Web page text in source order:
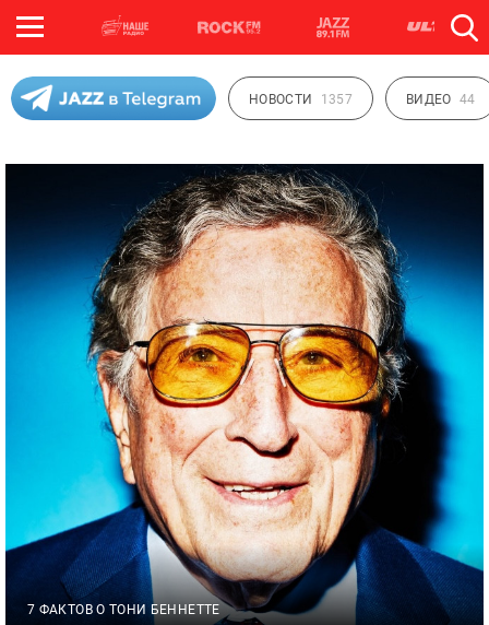
НОВОСТИ 1357 ВИДЕО 44
7 ФАКТОВ О ТОНИ БЕННЕТТЕ